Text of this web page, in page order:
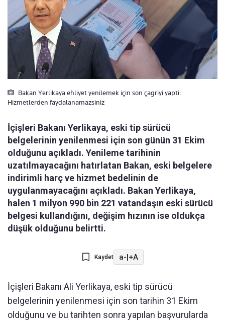
Bakan Yerlikaya ehliyet yenilemek için son çagriyi yapti:
Hizmetlerden faydalanamazsiniz
İçişleri Bakanı Yerlikaya, eski tip sürücü
belgelerinin yenilenmesi için son günün 31 Ekim
olduğunu açıkladı. Yenileme tarihinin
uzatılmayacağını hatırlatan Bakan, eski belgelere
indirimli harç ve hizmet bedelinin de
uygulanmayacağını açıkladı. Bakan Yerlikaya,
halen 1 milyon 990 bin 221 vatandaşın eski sürücü
belgesi kullandığını, değişim hızının ise oldukça
düşük olduğunu belirtti.
Kaydet a-|+A
İçişleri Bakanı Ali Yerlikaya, eski tip sürücü
belgelerinin yenilenmesi için son tarihin 31 Ekim
olduğunu ve bu tarihten sonra yapılan başvurularda